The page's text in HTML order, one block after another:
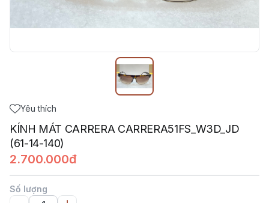
Yêu thích
KÍNH MÁT CARRERA CARRERA51FS_W3D_JD
(61-14-140)
2.700.000đ
Số lượng